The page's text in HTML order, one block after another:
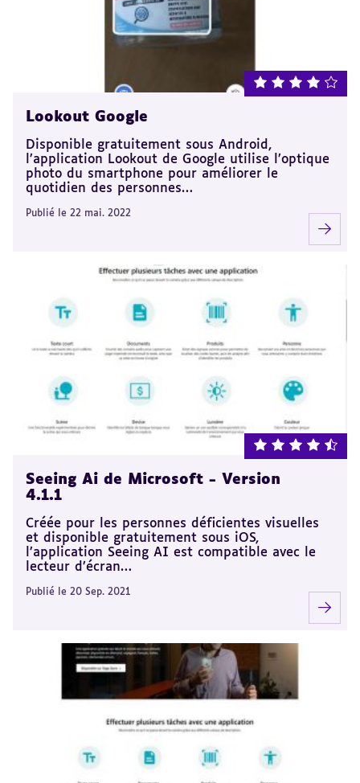
note : 4 sur 5
Lookout Google
Disponible gratuitement sous Android,
l’application Lookout de Google utilise l’optique
photo du smartphone pour améliorer le
quotidien des personnes…
Publié le 22 mai. 2022
note : 4.5 sur 5
Seeing Ai de Microsoft - Version
4.1.1
Créée pour les personnes déficientes visuelles
et disponible gratuitement sous iOS,
l’application Seeing AI est compatible avec le
lecteur d’écran…
Publié le 20 Sep. 2021